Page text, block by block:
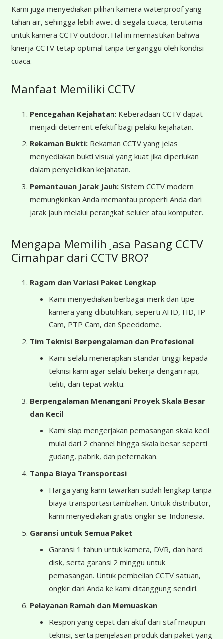
Kami juga menyediakan pilihan kamera waterproof yang
tahan air, sehingga lebih awet di segala cuaca, terutama
untuk kamera CCTV outdoor. Hal ini memastikan bahwa
kinerja CCTV tetap optimal tanpa terganggu oleh kondisi
cuaca.
Manfaat Memiliki CCTV
Pencegahan Kejahatan: Keberadaan CCTV dapat
menjadi deterrent efektif bagi pelaku kejahatan.
Rekaman Bukti: Rekaman CCTV yang jelas
menyediakan bukti visual yang kuat jika diperlukan
dalam penyelidikan kejahatan.
Pemantauan Jarak Jauh: Sistem CCTV modern
memungkinkan Anda memantau properti Anda dari
jarak jauh melalui perangkat seluler atau komputer.
Mengapa Memilih Jasa Pasang CCTV
Cimahpar dari CCTV BRO?
Ragam dan Variasi Paket Lengkap
Kami menyediakan berbagai merk dan tipe
kamera yang dibutuhkan, seperti AHD, HD, IP
Cam, PTP Cam, dan Speeddome.
Tim Teknisi Berpengalaman dan Profesional
Kami selalu menerapkan standar tinggi kepada
teknisi kami agar selalu bekerja dengan rapi,
teliti, dan tepat waktu.
Berpengalaman Menangani Proyek Skala Besar
dan Kecil
Kami siap mengerjakan pemasangan skala kecil
mulai dari 2 channel hingga skala besar seperti
gudang, pabrik, dan peternakan.
Tanpa Biaya Transportasi
Harga yang kami tawarkan sudah lengkap tanpa
biaya transportasi tambahan. Untuk distributor,
kami menyediakan gratis ongkir se-Indonesia.
Garansi untuk Semua Paket
Garansi 1 tahun untuk kamera, DVR, dan hard
disk, serta garansi 2 minggu untuk
pemasangan. Untuk pembelian CCTV satuan,
ongkir dari Anda ke kami ditanggung sendiri.
Pelayanan Ramah dan Memuaskan
Respon yang cepat dan aktif dari staf maupun
teknisi, serta penjelasan produk dan paket yang